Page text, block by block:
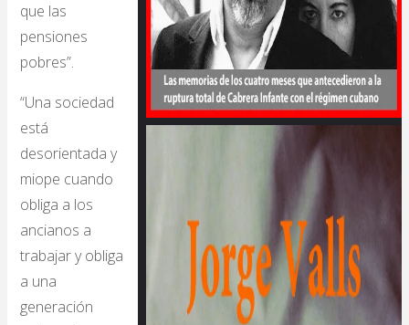
que las
pensiones
pobres”.
“Una sociedad
está
desorientada y
miope cuando
obliga a los
ancianos a
trabajar y obliga
a una
generación